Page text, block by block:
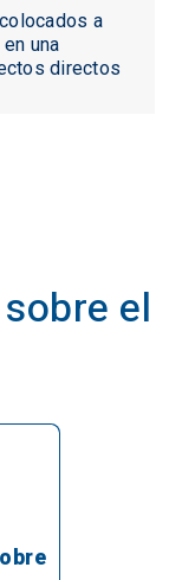
a
una
directos
el